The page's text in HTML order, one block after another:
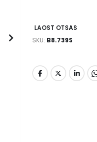
LAOST OTSAS
SKU B8.739S